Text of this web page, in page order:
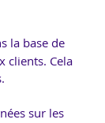
la base de
clients. Cela
sur les